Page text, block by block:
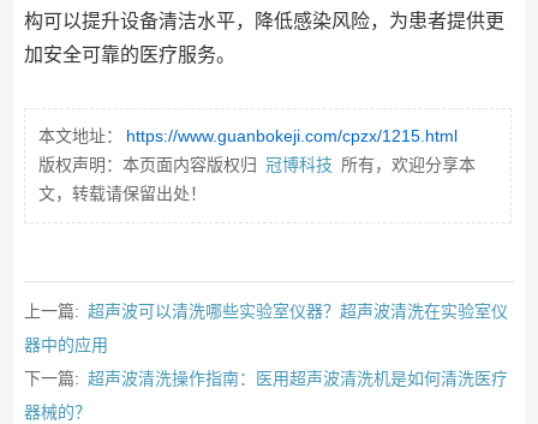
构可以提升设备清洁水平，降低感染风险，为患者提供更
加安全可靠的医疗服务。
本文地址：
https://www.guanbokeji.com/cpzx/1215.html
版权声明：本页面内容版权归 冠博科技 所有，欢迎分享本
文，转载请保留出处！
上一篇: 超声波可以清洗哪些实验室仪器？超声波清洗在实验室仪
器中的应用
下一篇: 超声波清洗操作指南：医用超声波清洗机是如何清洗医疗
器械的？